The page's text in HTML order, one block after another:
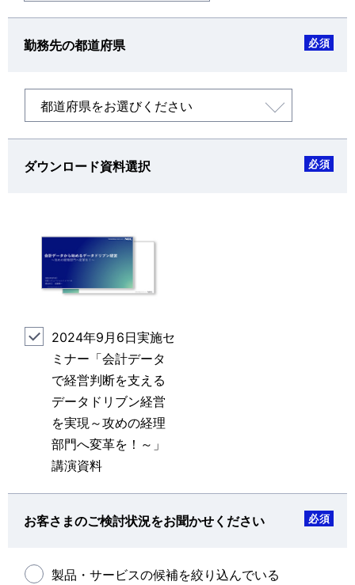
勤務先の都道府県 必須
ダウンロード資料選択 必須
2024年9月6日実施セ
ミナー「会計データ
で経営判断を支える
データドリブン経営
を実現～攻めの経理
部門へ変革を！～」
講演資料
お客さまのご検討状況をお聞かせください 必須
製品・サービスの候補を絞り込んでいる